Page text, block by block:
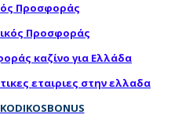
Προσφοράς
Προσφοράς
καζίνο για Ελλάδα
εταιριες στην ελλαδα